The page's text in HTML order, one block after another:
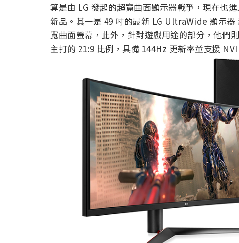
算是由 LG 發起的超寬曲面顯示器戰爭，現在也
新品。其一是 49 吋的最新 LG UltraWide 顯示
寬曲面螢幕，此外，針對遊戲用途的部分，他們
主打的 21:9 比例，具備 144Hz 更新率並支援